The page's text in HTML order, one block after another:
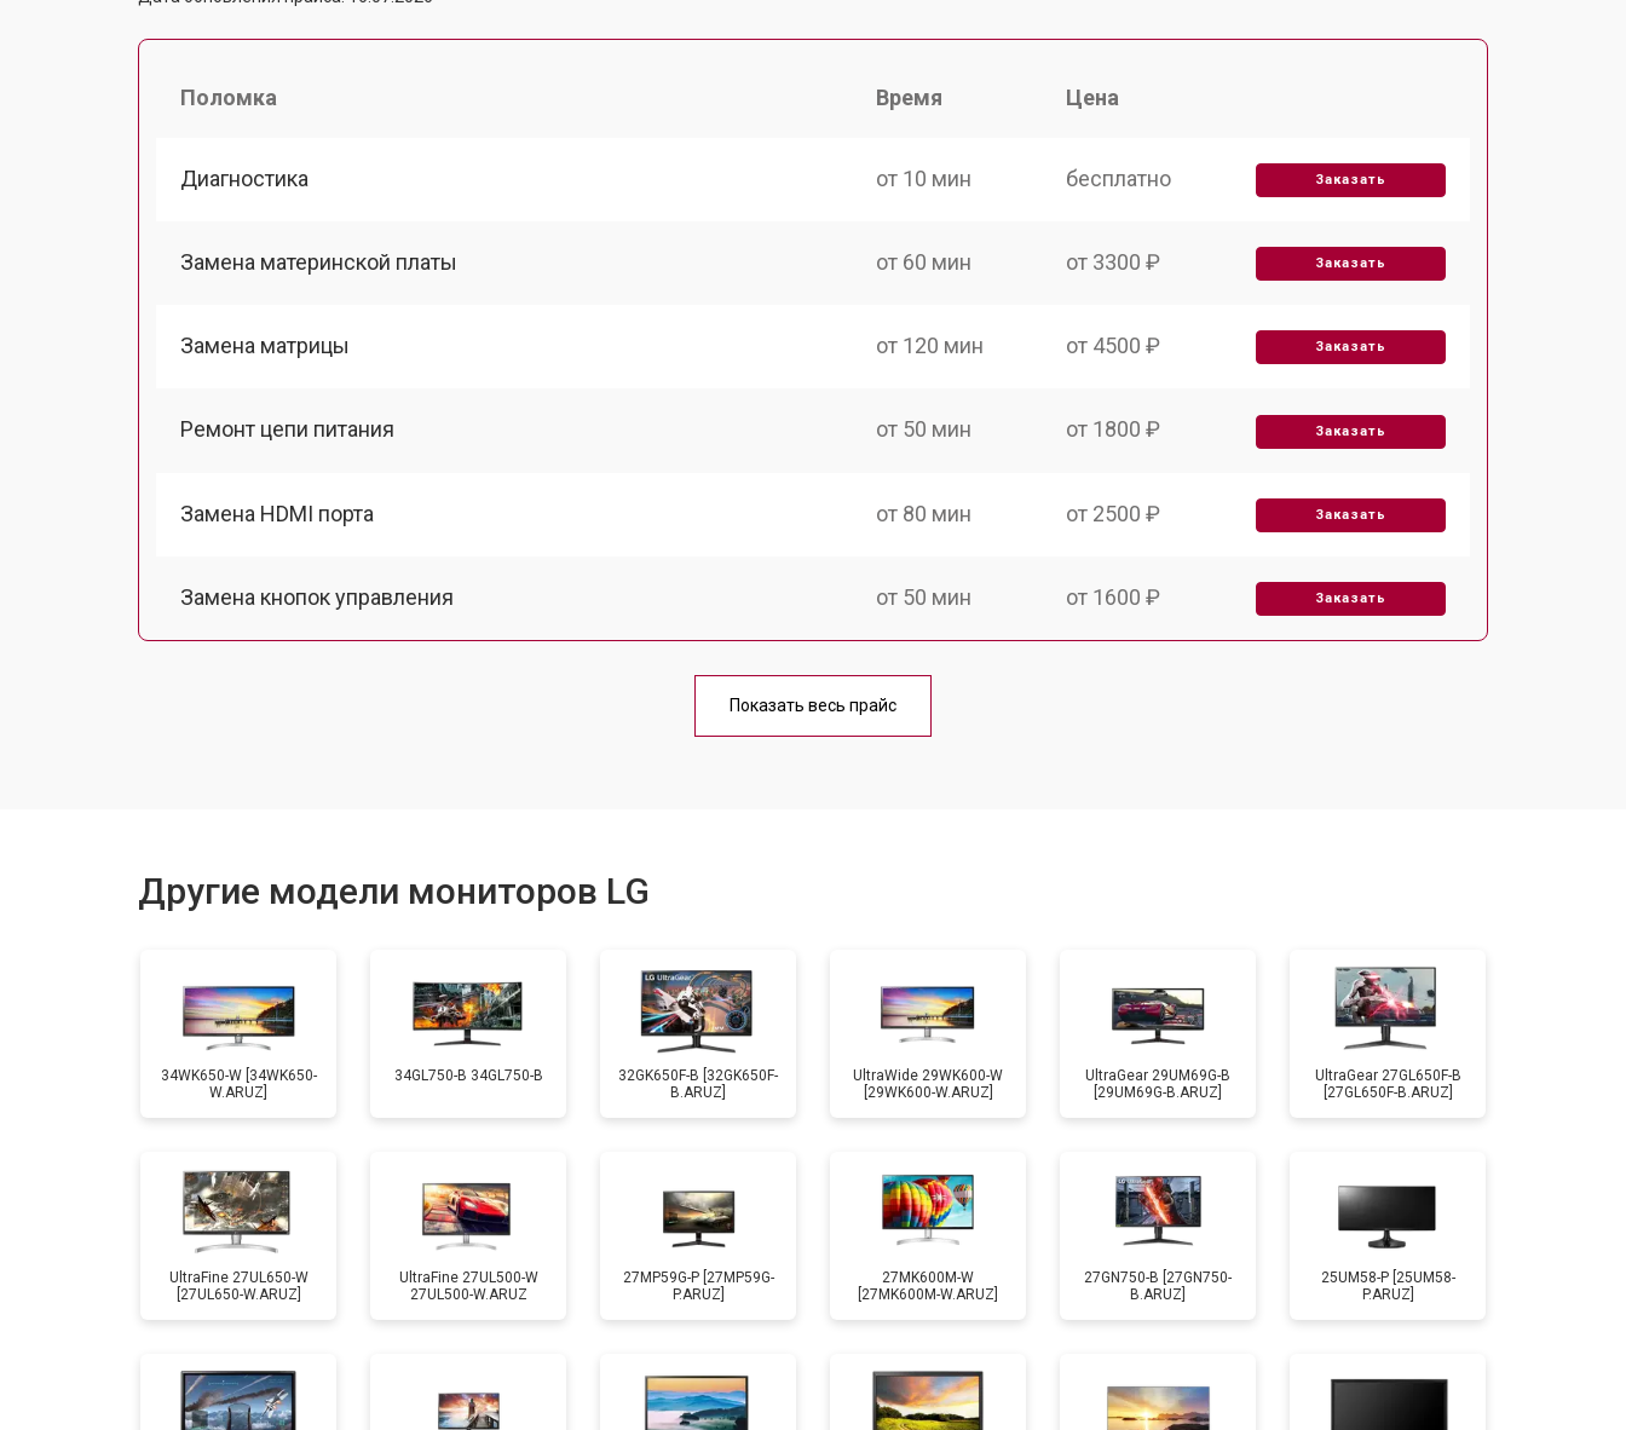
Поломка Время Цена
Диагностика от 10 мин бесплатно Заказать
Замена материнской платы от 60 мин от 3300 ₽ Заказать
Замена матрицы от 120 мин от 4500 ₽ Заказать
Ремонт цепи питания от 50 мин от 1800 ₽ Заказать
Замена HDMI порта от 80 мин от 2500 ₽ Заказать
Замена кнопок управления от 50 мин от 1600 ₽ Заказать
от 80 мин
Показать весь прайс
Другие модели мониторов LG
34WK650-W [34WK650-
W.ARUZ]
34GL750-B 34GL750-B
32GK650F-B [32GK650F-
B.ARUZ]
UltraWide 29WK600-W
[29WK600-W.ARUZ]
UltraGear 29UM69G-B
[29UM69G-B.ARUZ]
UltraGear 27GL650F-B
[27GL650F-B.ARUZ]
UltraFine 27UL650-W
[27UL650-W.ARUZ]
UltraFine 27UL500-W
27UL500-W.ARUZ
27MP59G-P [27MP59G-
P.ARUZ]
27MK600M-W
[27MK600M-W.ARUZ]
27GN750-B [27GN750-
B.ARUZ]
25UM58-P [25UM58-
P.ARUZ]